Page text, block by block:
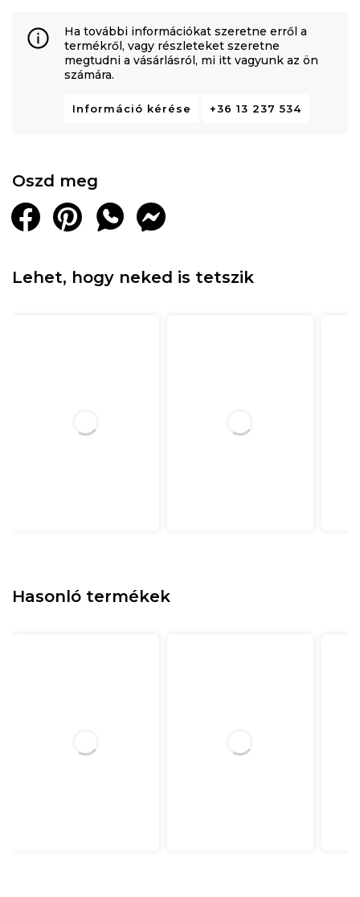
Ha további információkat szeretne erről a
termékről, vagy részleteket szeretne
megtudni a vásárlásról, mi itt vagyunk az ön
számára.
Információ kérése +36 13 237 534
Oszd meg
Lehet, hogy neked is tetszik
Hasonló termékek